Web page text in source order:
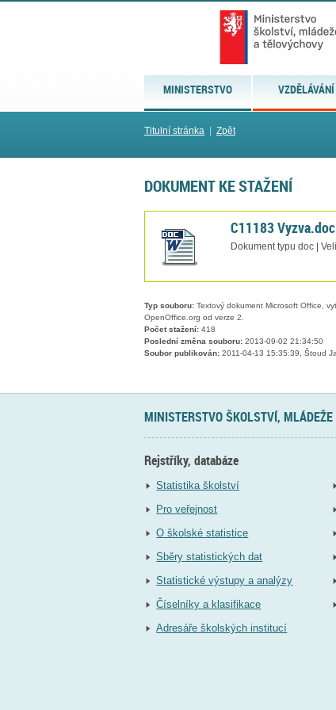
MINISTERSTVO VZDĚLÁVÁNÍ
Titulní stránka Zpět
DOKUMENT KE STAŽENÍ
C11183 Vyzva.doc
Dokument typu doc |
Typ souboru: Textový dokument Microsoft Office,
OpenOffice.org od verze 2.
Počet stažení: 418
Poslední změna souboru: 2013-09-02 21:34:50
Soubor publikován: 2011-04-13 15:35:39, Štoud
MINISTERSTVO ŠKOLSTVÍ,
Rejstříky, databáze
Statistika školství
Pro veřejnost
O školské statistice
Sběry statistických dat
Statistické výstupy a analýzy
Číselníky a klasifikace
Adresáře školských institucí